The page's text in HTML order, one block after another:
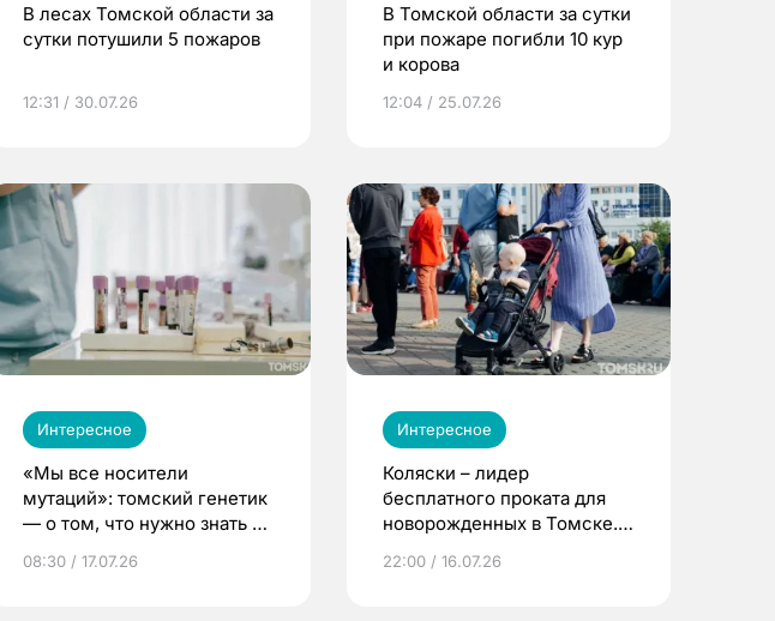
В лесах Томской области за
сутки потушили 5 пожаров
12:31 / 30.07.26
В Томской области за сутки
при пожаре погибли 10 кур
и корова
12:04 / 25.07.26
Интересное
«Мы все носители
мутаций»: томский генетик
— о том, что нужно знать до
08:30 / 17.07.26
Интересное
Коляски – лидер
бесплатного проката для
новорожденных в Томске.
22:00 / 16.07.26